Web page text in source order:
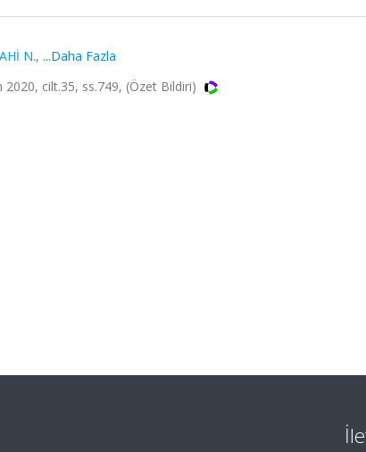
N., ...Daha Fazla
2020, cilt.35, ss.749, (Özet Bildiri)